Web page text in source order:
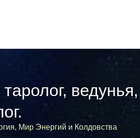
ведунья,
Мир Энергий и Колдовства